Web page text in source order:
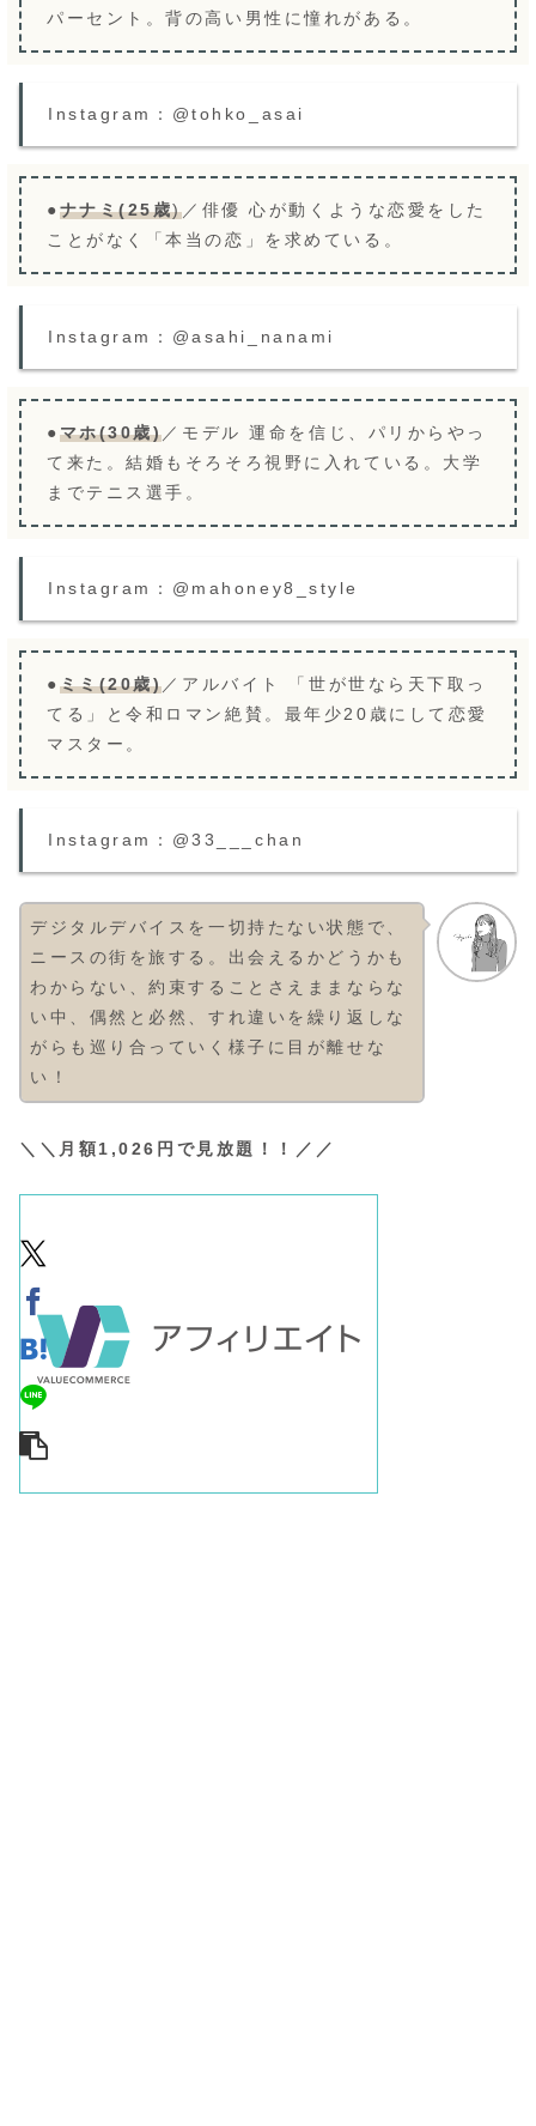
パーセント。背の高い男性に憧れがある。
Instagram：@tohko_asai
●ナナミ(25歳)／俳優 心が動くような恋愛をした
ことがなく「本当の恋」を求めている。
Instagram：@asahi_nanami
●マホ(30歳)／モデル 運命を信じ、パリからやっ
て来た。結婚もそろそろ視野に入れている。大学
までテニス選手。
Instagram：@mahoney8_style
●ミミ(20歳)／アルバイト 「世が世なら天下取っ
てる」と令和ロマン絶賛。最年少20歳にして恋愛
マスター。
Instagram：@33___chan
デジタルデバイスを一切持たない状態で、
ニースの街を旅する。出会えるかどうかも
わからない、約束することさえままならな
い中、偶然と必然、すれ違いを繰り返しな
がらも巡り合っていく様子に目が離せな
い！
＼＼月額1,026円で見放題！！／／